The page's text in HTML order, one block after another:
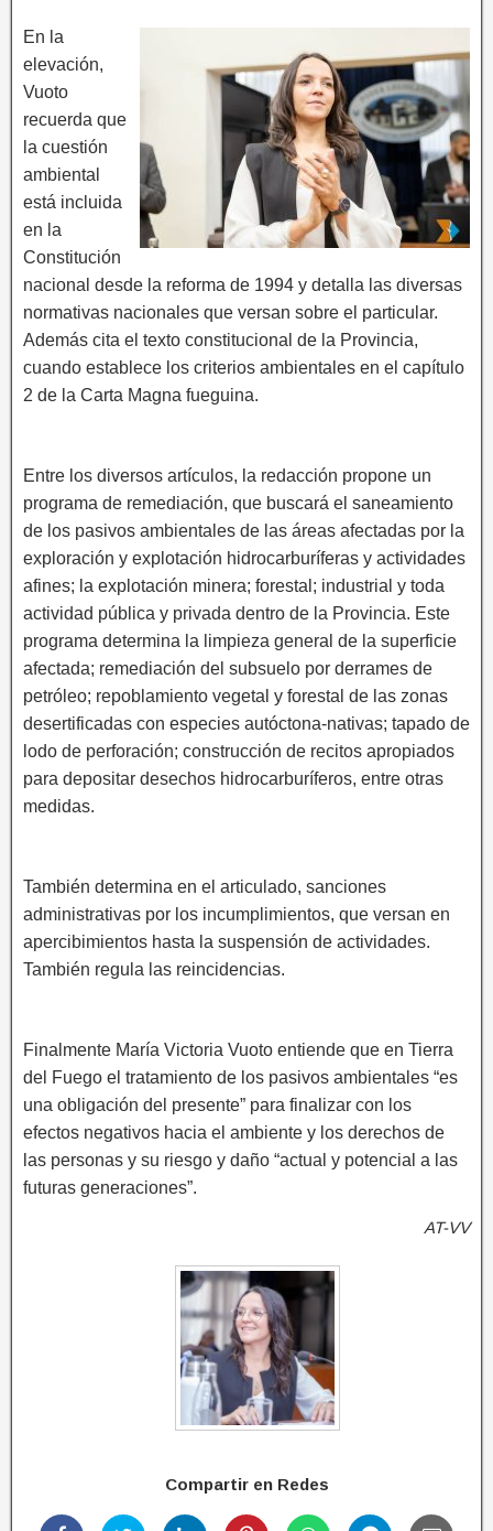
En la
elevación,
Vuoto
recuerda que
la cuestión
ambiental
está incluida
en la
Constitución
nacional desde la reforma de 1994 y detalla las diversas
normativas nacionales que versan sobre el particular.
Además cita el texto constitucional de la Provincia,
cuando establece los criterios ambientales en el capítulo
2 de la Carta Magna fueguina.
Entre los diversos artículos, la redacción propone un
programa de remediación, que buscará el saneamiento
de los pasivos ambientales de las áreas afectadas por la
exploración y explotación hidrocarburíferas y actividades
afines; la explotación minera; forestal; industrial y toda
actividad pública y privada dentro de la Provincia. Este
programa determina la limpieza general de la superficie
afectada; remediación del subsuelo por derrames de
petróleo; repoblamiento vegetal y forestal de las zonas
desertificadas con especies autóctona-nativas; tapado de
lodo de perforación; construcción de recitos apropiados
para depositar desechos hidrocarburíferos, entre otras
medidas.
También determina en el articulado, sanciones
administrativas por los incumplimientos, que versan en
apercibimientos hasta la suspensión de actividades.
También regula las reincidencias.
Finalmente María Victoria Vuoto entiende que en Tierra
del Fuego el tratamiento de los pasivos ambientales “es
una obligación del presente” para finalizar con los
efectos negativos hacia el ambiente y los derechos de
las personas y su riesgo y daño “actual y potencial a las
futuras generaciones”.
AT-VV
Compartir en Redes